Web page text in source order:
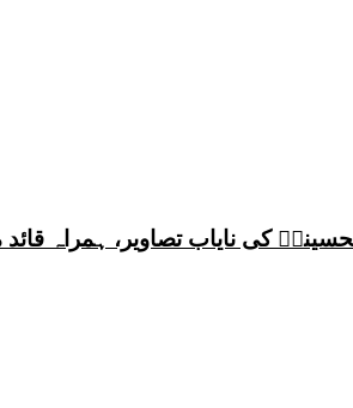
کی نایاب تصاویر، ہمراہ